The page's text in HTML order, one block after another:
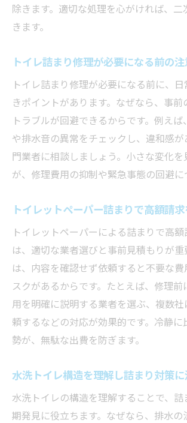
除きます。適切な処理を心がければ、二
きます。
トイレ詰まり修理が必要になる前の
トイレ詰まり修理が必要になる前に、
きポイントがあります。なぜなら、事
トラブルが回避できるからです。例え
や排水音の異常をチェックし、違和感
門業者に相談しましょう。小さな変化を
が、修理費用の抑制や緊急事態の回避に
トイレットペーパー詰まりで高額請
トイレットペーパーによる詰まりで高
は、適切な業者選びと事前見積もりが重
は、内容を確認せず依頼すると不要な費
スクがあるからです。たとえば、修理
用を明確に説明する業者を選ぶ、複数
頼するなどの対応が効果的です。冷静
勢が、無駄な出費を防ぎます。
水洗トイレ構造を理解し詰まり対策
水洗トイレの構造を理解することで、
期発見に役立ちます。なぜなら、排水